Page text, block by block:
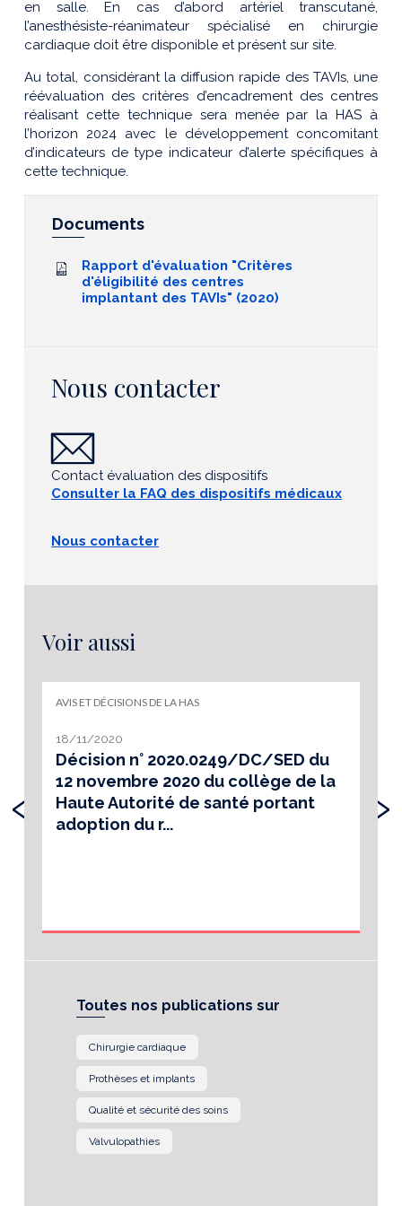
en salle. En cas d’abord artériel transcutané,
l’anesthésiste-réanimateur spécialisé en chirurgie
cardiaque doit être disponible et présent sur site.
Au total, considérant la diffusion rapide des TAVIs, une
réévaluation des critères d’encadrement des centres
réalisant cette technique sera menée par la HAS à
l’horizon 2024 avec le développement concomitant
d’indicateurs de type indicateur d’alerte spécifiques à
cette technique.
Documents
Rapport d'évaluation "Critères
d'éligibilité des centres
implantant des TAVIs" (2020)
Nous contacter
Contact évaluation des dispositifs
Consulter la FAQ des dispositifs médicaux
Nous contacter
Voir aussi
AVIS ET DÉCISIONS DE LA HAS
18/11/2020
Décision n° 2020.0249/DC/SED du
12 novembre 2020 du collège de la
Haute Autorité de santé portant
adoption du r...
‹ ›
Toutes nos publications sur
Chirurgie cardiaque
Prothèses et implants
Qualité et sécurité des soins
Valvulopathies